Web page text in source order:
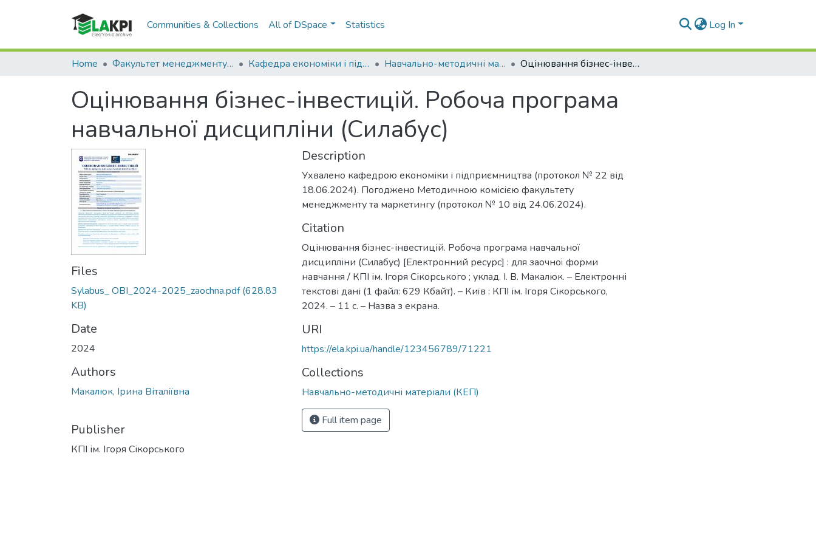
Communities & Collections All of DSpace Statistics Log In
Home Факультет менеджменту та маркетингу (ФММ) Кафедра економіки і підприємництва (КЕП) Навчально-методичні матеріали (КЕП) Оцінювання бізнес-інвестицій. Робоча програма навчальної дисципліни (Силабус)
Оцінювання бізнес-інвестицій. Робоча програма
навчальної дисципліни (Силабус)
Files
Sylabus_ OBI_2024-2025_zaochna.pdf(628.83
KB)
Date
2024
Authors
Макалюк, Ірина Віталіївна
Publisher
КПІ ім. Ігоря Сікорського
Description
Ухвалено кафедрою економіки і підприємництва (протокол № 22 від
18.06.2024). Погоджено Методичною комісією факультету
менеджменту та маркетингу (протокол № 10 від 24.06.2024).
Citation
Оцінювання бізнес-інвестицій. Робоча програма навчальної
дисципліни (Силабус) [Електронний ресурс] : для заочної форми
навчання / КПІ ім. Ігоря Сікорського ; уклад. І. В. Макалюк. – Електронні
текстові дані (1 файл: 629 Кбайт). – Київ : КПІ ім. Ігоря Сікорського,
2024. – 11 с. – Назва з екрана.
URI
https://ela.kpi.ua/handle/123456789/71221
Collections
Навчально-методичні матеріали (КЕП)
Full item page